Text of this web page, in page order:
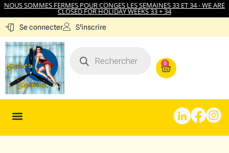
NOUS SOMMES FERMES POUR CONGES LES SEMAINES 33 ET 34 - WE ARE
CLOSED FOR HOLIDAY WEEKS 33 + 34
Se connecter S'inscrire
0